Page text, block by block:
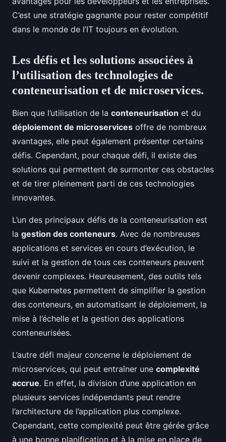
C’est une stratégie gagnante pour rester compétitif
dans le monde de l’IT toujours en évolution.
Les défis et les solutions associées à
l’utilisation des technologies de
conteneurisation et de microservices.
Bien que l’utilisation de la conteneurisation et du
déploiement de microservices offre de nombreux
avantages, elle peut également présenter certains
défis. Cependant, pour chaque défi, il existe des
solutions qui permettent de surmonter ces obstacles
et de tirer pleinement parti de ces technologies
innovantes.
L’un des principaux défis de la conteneurisation est
la gestion des conteneurs. Avec de nombreuses
applications et services en cours d’exécution, le
suivi et la gestion de tous ces conteneurs peuvent
devenir complexes. Heureusement, des outils tels
que Kubernetes permettent de simplifier la gestion
des conteneurs, en automatisant le déploiement, la
mise à l’échelle et la gestion des applications
conteneurisées.
L’autre défi majeur concerne le déploiement de
microservices, qui peut entraîner une complexité
accrue. En effet, la division d’une application en
plusieurs services indépendants peut rendre
l’architecture de l’application plus complexe.
Cependant, cette complexité peut être gérée grâce
à une bonne planification et à la mise en place de